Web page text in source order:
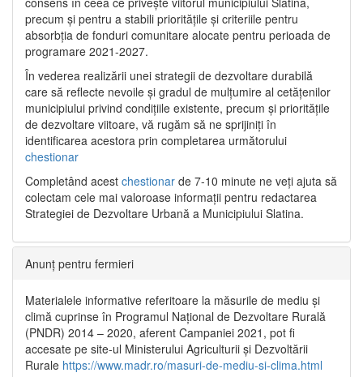
precum și pentru a stabili prioritățile și criteriile pentru
absorbția de fonduri comunitare alocate pentru perioada de
programare 2021-2027.
În vederea realizării unei strategii de dezvoltare durabilă
care să reflecte nevoile și gradul de mulțumire al cetățenilor
municipiului privind condițiile existente, precum și prioritățile
de dezvoltare viitoare, vă rugăm să ne sprijiniți în
identificarea acestora prin completarea următorului
chestionar
Completând acest chestionar de 7-10 minute ne veți ajuta să
colectam cele mai valoroase informații pentru redactarea
Strategiei de Dezvoltare Urbană a Municipiului Slatina.
Anunț pentru fermieri
Materialele informative referitoare la măsurile de mediu și
climă cuprinse în Programul Național de Dezvoltare Rurală
(PNDR) 2014 – 2020, aferent Campaniei 2021, pot fi
accesate pe site-ul Ministerului Agriculturii și Dezvoltării
Rurale https://www.madr.ro/masuri-de-mediu-si-clima.html